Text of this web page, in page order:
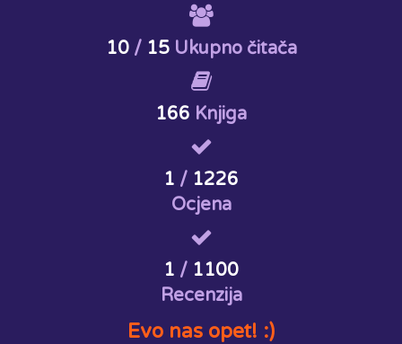
10/ 15Ukupno čitača
166 Knjiga
1 / 1226
Ocjena
1 / 1100
Recenzija
Evo nas opet! :)